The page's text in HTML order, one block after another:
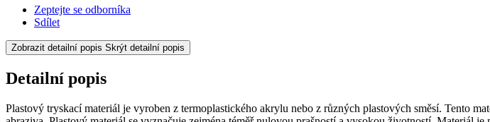
Zeptejte se odborníka
Sdílet
Zobrazit detailní popis Skrýt detailní popis
Detailní popis
Plastový tryskací materiál je vyroben z termoplastického akrylu nebo z různých plastových směsí. Tento